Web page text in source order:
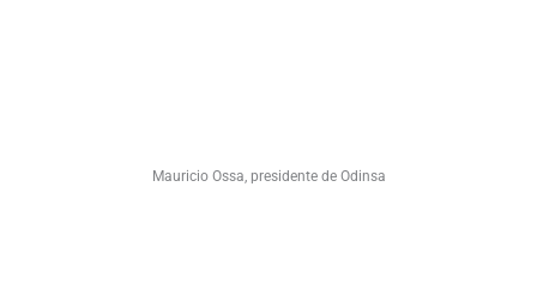
Mauricio Ossa, presidente de Odinsa